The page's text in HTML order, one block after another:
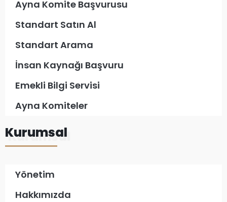
Ayna Komite Başvurusu
Standart Satın Al
Standart Arama
İnsan Kaynağı Başvuru
Emekli Bilgi Servisi
Ayna Komiteler
Kurumsal
Yönetim
Hakkımızda